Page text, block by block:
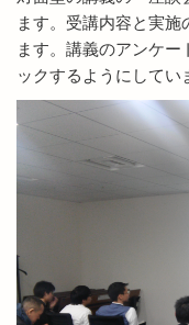
ます。受講内容と実
ます。講義のアンケ
ックするようにしてい